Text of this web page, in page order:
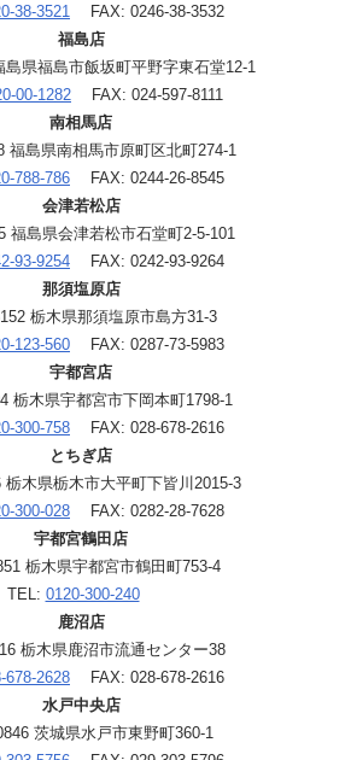
38-3521
FAX: 0246-38-3532
福島店
島県福島市飯坂町平野字東石堂12-1
00-1282 FAX: 024-597-8111
南相馬店
福島県南相馬市原町区北町274-1
788-786 FAX: 0244-26-8545
会津若松店
福島県会津若松市石堂町2-5-101
93-9254 FAX: 0242-93-9264
那須塩原店
栃木県那須塩原市島方31-3
123-560 FAX: 0287-73-5983
宇都宮店
栃木県宇都宮市下岡本町1798-1
300-758 FAX: 028-678-2616
とちぎ店
栃木県栃木市大平町下皆川2015-3
300-028 FAX: 0282-28-7628
宇都宮鶴田店
栃木県宇都宮市鶴田町753-4
TEL: 0120-300-240
鹿沼店
栃木県鹿沼市流通センター38
678-2628 FAX: 028-678-2616
水戸中央店
茨城県水戸市東野町360-1